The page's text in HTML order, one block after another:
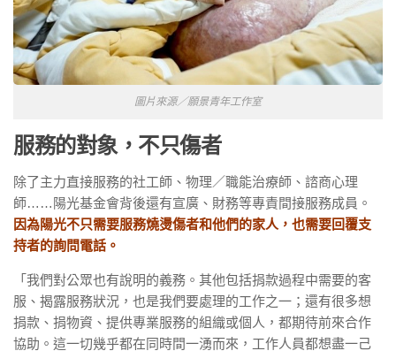
圖片來源／願景青年工作室
服務的對象，不只傷者
除了主力直接服務的社工師、物理／職能治療師、諮商心理
師……陽光基金會背後還有宣廣、財務等專責間接服務成員。
因為陽光不只需要服務燒燙傷者和他們的家人，也需要回覆支
持者的詢問電話。
「我們對公眾也有說明的義務。其他包括捐款過程中需要的客
服、揭露服務狀況，也是我們要處理的工作之一；還有很多想
捐款、捐物資、提供專業服務的組織或個人，都期待前來合作
協助。這一切幾乎都在同時間一湧而來，工作人員都想盡一己